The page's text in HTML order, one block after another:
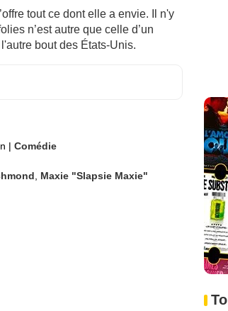
tout ce dont elle a envie. Il n'y
n’est autre que celle d’un
bout des États-Unis.
| Comédie
Maxie "Slapsie Maxie"